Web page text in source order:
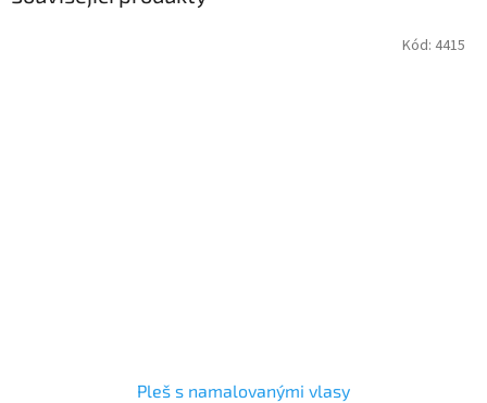
Pleš s namalovanými vlasy
Kód: 4415